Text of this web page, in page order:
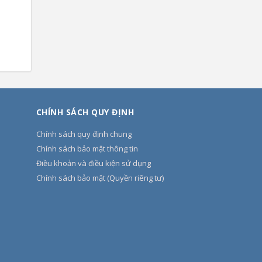
CHÍNH SÁCH QUY ĐỊNH
Chính sách quy định chung
Chính sách bảo mật thông tin
Điều khoản và điều kiện sử dụng
Chính sách bảo mật (Quyền riêng tư)